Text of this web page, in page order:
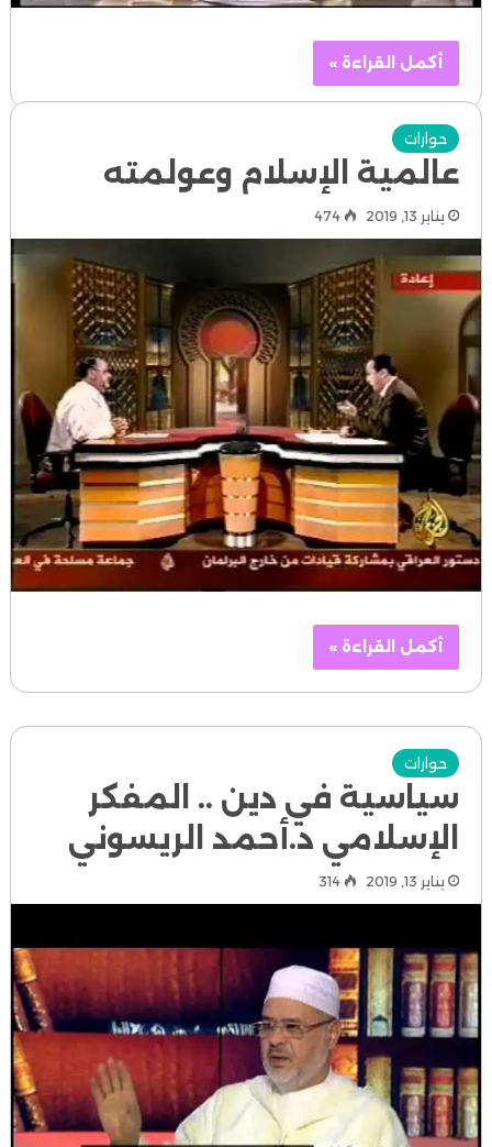
أكمل القراءة »
حوارات
عالمية الإسلام وعولمته
يناير 13, 2019 474
أكمل القراءة »
حوارات
سياسية في دين .. المفكر
الإسلامي د.أحمد الريسوني
يناير 13, 2019 314